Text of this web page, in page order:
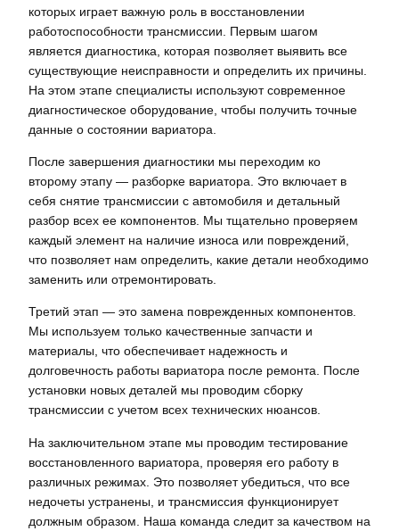
которых играет важную роль в восстановлении
работоспособности трансмиссии. Первым шагом
является диагностика, которая позволяет выявить все
существующие неисправности и определить их причины.
На этом этапе специалисты используют современное
диагностическое оборудование, чтобы получить точные
данные о состоянии вариатора.
После завершения диагностики мы переходим ко
второму этапу — разборке вариатора. Это включает в
себя снятие трансмиссии с автомобиля и детальный
разбор всех ее компонентов. Мы тщательно проверяем
каждый элемент на наличие износа или повреждений,
что позволяет нам определить, какие детали необходимо
заменить или отремонтировать.
Третий этап — это замена поврежденных компонентов.
Мы используем только качественные запчасти и
материалы, что обеспечивает надежность и
долговечность работы вариатора после ремонта. После
установки новых деталей мы проводим сборку
трансмиссии с учетом всех технических нюансов.
На заключительном этапе мы проводим тестирование
восстановленного вариатора, проверяя его работу в
различных режимах. Это позволяет убедиться, что все
недочеты устранены, и трансмиссия функционирует
должным образом. Наша команда следит за качеством на